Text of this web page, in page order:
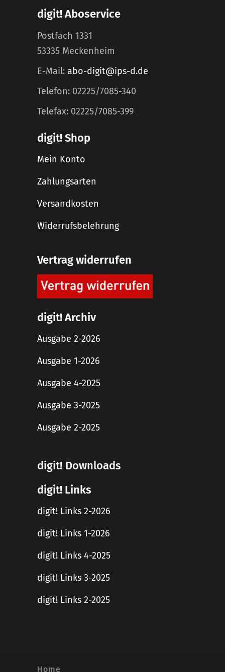
digit! Aboservice
Postfach 1331
53335 Meckenheim
E-Mail: abo-digit@ips-d.de
Telefon: 02225/7085-340
Telefax: 02225/7085-399
digit! Shop
Mein Konto
Zahlungsarten
Versandkosten
Widerrufsbelehrung
Vertrag widerrufen
digit! Archiv
Ausgabe 2-2026
Ausgabe 1-2026
Ausgabe 4-2025
Ausgabe 3-2025
Ausgabe 2-2025
digit! Downloads
digit! Links
digit! Links 2-2026
digit! Links 1-2026
digit! Links 4-2025
digit! Links 3-2025
digit! Links 2-2025
Home